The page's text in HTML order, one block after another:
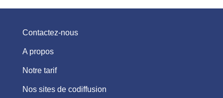
Contactez-nous
A propos
Notre tarif
Nos sites de codiffusion